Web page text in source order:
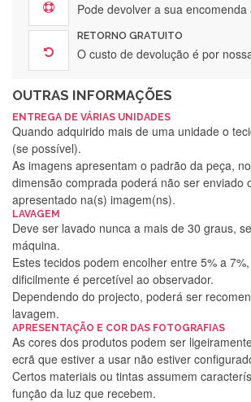
Pode devolver a sua encomenda
RETORNO GRATUITO
O custo de devolução é por
OUTRAS INFORMAÇÕES
ENTREGA DE VÁRIAS UNIDADES
Quando adquirido mais de uma unidade o
(se possível).
As imagens apresentam o padrão da peça,
dimensão comprada poderá não ser enviado
apresentado na(s) imagem(ns).
LAVAGEM
Deve ser lavado nunca a mais de 30 graus,
máquina.
Estes tecidos podem encolher entre 5% a
dificilmente é percetível ao observador.
Dependendo do projecto, poderá ser
lavagem.
APRESENTAÇÃO E COR DAS FOTOGRAFIAS
As cores dos produtos podem ser
ecrã que estiver a usar não estiver
Certos materiais ou tintas assumem
função da luz que recebem.
Silvia Lopes
Encomenda direitinha. Rapidez e
encomendar.